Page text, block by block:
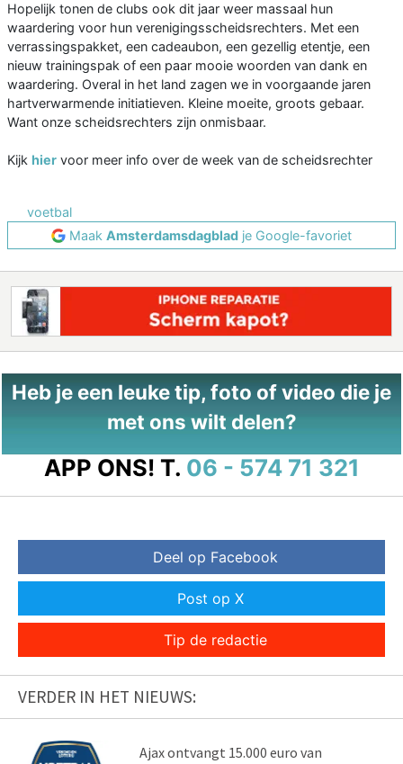
Hopelijk tonen de clubs ook dit jaar weer massaal hun
waardering voor hun verenigingsscheidsrechters. Met een
verrassingspakket, een cadeaubon, een gezellig etentje, een
nieuw trainingspak of een paar mooie woorden van dank en
waardering. Overal in het land zagen we in voorgaande jaren
hartverwarmende initiatieven. Kleine moeite, groots gebaar.
Want onze scheidsrechters zijn onmisbaar.
Kijk hier voor meer info over de week van de scheidsrechter
voetbal
Maak Amsterdamsdagblad je Google-favoriet
Heb je een leuke tip, foto of video die je
met ons wilt delen?
APP ONS! T. 06 - 574 71 321
Deel op Facebook
Post op X
Tip de redactie
VERDER IN HET NIEUWS:
Ajax ontvangt 15.000 euro van